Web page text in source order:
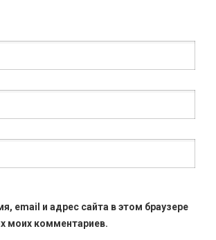
email и адрес сайта в этом браузере
моих комментариев.